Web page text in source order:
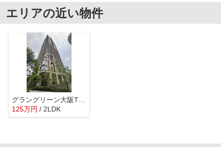
エリアの近い物件
グラングリーン大阪THE NORTH RESIDENCE 扇町小学校区
125万円 / 2LDK